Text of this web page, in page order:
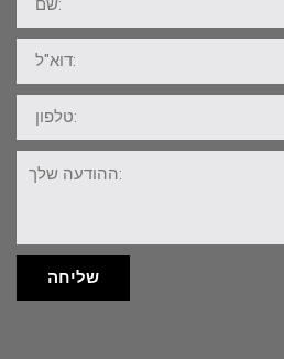
דוא"ל:
טלפון:
ההודעה
שלך:
שליחה